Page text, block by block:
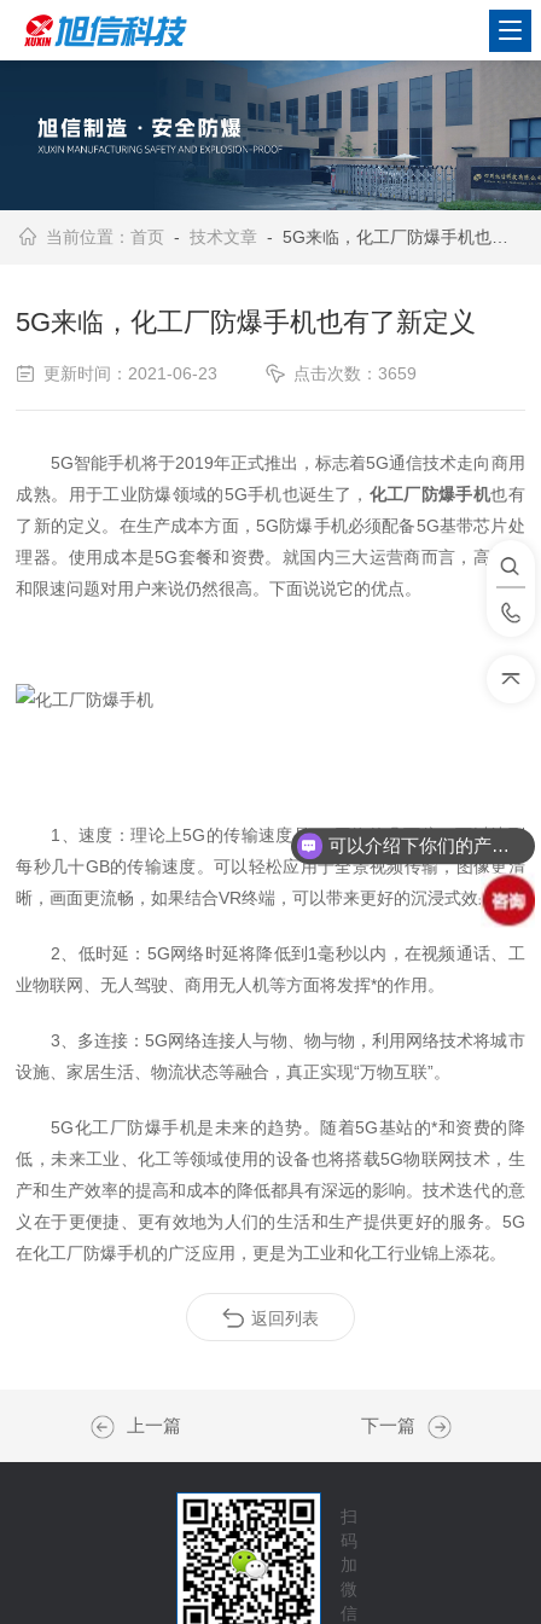
当前位置：首页 -技术文章 - 5G来临，化工厂防爆手机也有了新定义
5G来临，化工厂防爆手机也有了新定义
更新时间：2021-06-23 点击次数：3659
5G智能手机将于2019年正式推出，标志着5G通信技术走向商用
成熟。用于工业防爆领域的5G手机也诞生了， 化工厂防爆手机也有
了新的定义。在生产成本方面，5G防爆手机必须配备5G基带芯片处
理器。使用成本是5G套餐和资费。就国内三大运营商而言，高资费
和限速问题对用户来说仍然很高。下面说说它的优点。
1、速度：理论上5G的传输速度是4G网络的几百倍，可以达到
每秒几十GB的传输速度。可以轻松应用于全景视频传输，图像更清
晰，画面更流畅，如果结合VR终端，可以带来更好的沉浸式效果。
2、低时延：5G网络时延将降低到1毫秒以内，在视频通话、工
业物联网、无人驾驶、商用无人机等方面将发挥*的作用。
3、多连接：5G网络连接人与物、物与物，利用网络技术将城市
设施、家居生活、物流状态等融合，真正实现“万物互联”。
5G化工厂防爆手机是未来的趋势。随着5G基站的*和资费的降
低，未来工业、化工等领域使用的设备也将搭载5G物联网技术，生
产和生产效率的提高和成本的降低都具有深远的影响。技术迭代的意
义在于更便捷、更有效地为人们的生活和生产提供更好的服务。5G
在化工厂防爆手机的广泛应用，更是为工业和化工行业锦上添花。
返回列表
上一篇 下一篇
扫
码
加
微
信
可以介绍下你们的产品么？